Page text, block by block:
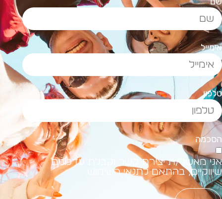
מאשר/ת יצירת קשר וקבלת עדכונים
בהתאם לתנאי השימוש.